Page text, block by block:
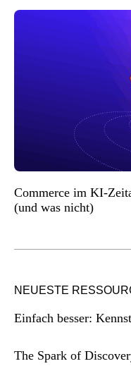
Commerce im KI-
(und was nicht)
NEUESTE
Einfach besser:
The Spark of